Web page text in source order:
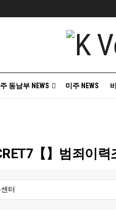
동남부 NEWS 미주 NEWS
【】범죄이